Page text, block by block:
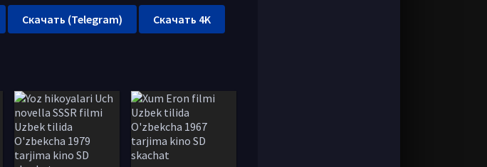
Скачать (Telegram) Скачать 4K